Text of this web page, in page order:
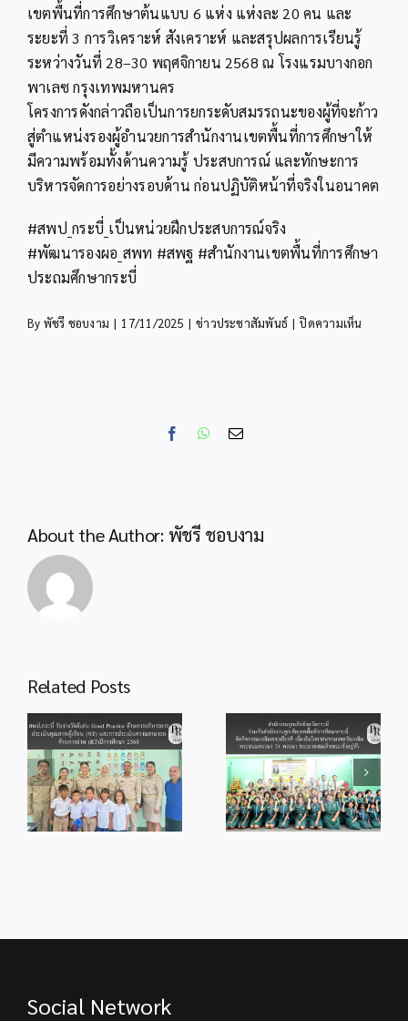
เขตพื้นที่การศึกษาต้นแบบ 6 แห่ง แห่งละ 20 คน และ
ระยะที่ 3 การวิเคราะห์ สังเคราะห์ และสรุปผลการเรียนรู้
ระหว่างวันที่ 28–30 พฤศจิกายน 2568 ณ โรงแรมบางกอก
พาเลซ กรุงเทพมหานคร
โครงการดังกล่าวถือเป็นการยกระดับสมรรถนะของผู้ที่จะก้าว
สู่ตำแหน่งรองผู้อำนวยการสำนักงานเขตพื้นที่การศึกษาให้
มีความพร้อมทั้งด้านความรู้ ประสบการณ์ และทักษะการ
บริหารจัดการอย่างรอบด้าน ก่อนปฏิบัติหน้าที่จริงในอนาคต
#สพป_กระบี่_เป็นหน่วยฝึกประสบการณ์จริง
#พัฒนารองผอ_สพท #สพฐ #สำนักงานเขตพื้นที่การศึกษา
ประถมศึกษากระบี่
By พัชรี ชอบงาม | 17/11/2025 | ข่าวประชาสัมพันธ์ | ปิดความเห็น
FacebookWhatsApp
Email
About the Author: พัชรี ชอบงาม
Related Postsสำนักงานลูกเสือ
จังหวัดกระบี่ ร่วม
กับสำนักงานลูก
เสือเขตพื้นที่การ
ศึกษากระบี่ จัด
กิจกรรม
เฉลิมพระเกียรติ
เนื่องในโอกาส
มหามงคลวันเฉลิม
จุดเทียนถวาย
พระพรชัยมงคล
แด่พระบาทสมเด็จ
พระเจ้าอยู่หัว
เนื่องในโอกาสวัน
เฉลิม
Social Network